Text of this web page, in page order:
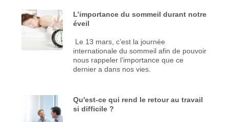
L’importance du sommeil durant notre
éveil
Le 13 mars, c’est la journée
internationale du sommeil afin de pouvoir
nous rappeler l’importance que ce
dernier a dans nos vies.
Qu'est-ce qui rend le retour au travail
si difficile ?